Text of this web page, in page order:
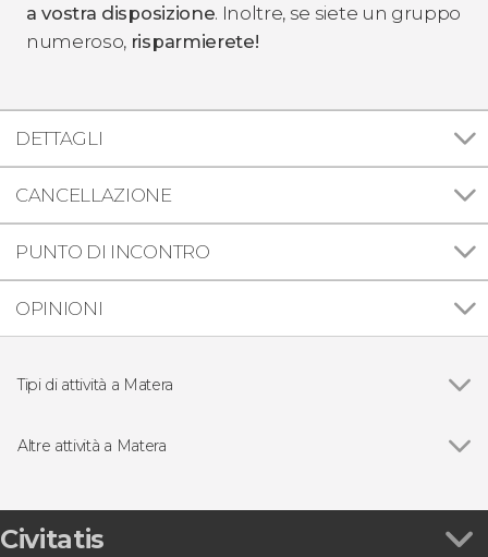
a vostra disposizione. Inoltre, se siete un gruppo
numeroso, risparmierete!
DETTAGLI
CANCELLAZIONE
PUNTO DI INCONTRO
OPINIONI
Tipi di attività a Matera
Altre attività a Matera
Tour della Cripta del Peccato Originale
Laboratorio del pane di Matera
Civitatis